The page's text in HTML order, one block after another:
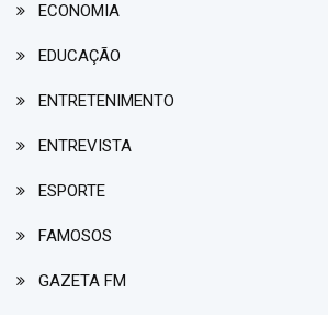
ECONOMIA
EDUCAÇÃO
ENTRETENIMENTO
ENTREVISTA
ESPORTE
FAMOSOS
GAZETA FM